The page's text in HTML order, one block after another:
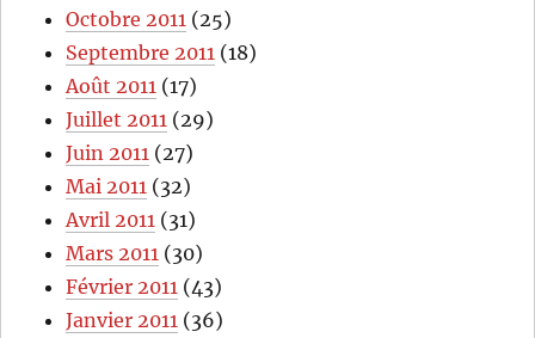
Octobre 2011 (25)
Septembre 2011 (18)
Août 2011 (17)
Juillet 2011 (29)
Juin 2011 (27)
Mai 2011 (32)
Avril 2011 (31)
Mars 2011 (30)
Février 2011 (43)
Janvier 2011 (36)